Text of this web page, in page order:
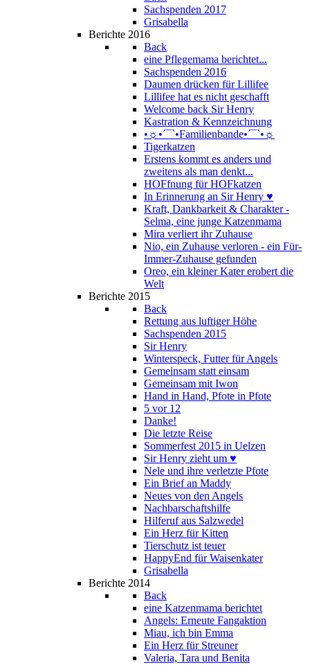
Sachspenden 2017
Grisabella
Berichte 2016
Back
eine Pflegemama berichtet...
Sachspenden 2016
Daumen drücken für Lillifee
Lillifee hat es nicht geschafft
Welcome back Sir Henry
Kastration & Kennzeichnung
•☼•´¯`•Familienbande•´¯`•☼
Tigerkatzen
Erstens kommt es anders und
zweitens als man denkt...
HOFfnung für HOFkatzen
In Erinnerung an Sir Henry ♥
Kraft, Dankbarkeit & Charakter -
Selma, eine junge Katzenmama
Mira verliert ihr Zuhause
Nio, ein Zuhause verloren - ein Für-
Immer-Zuhause gefunden
Oreo, ein kleiner Kater erobert die
Welt
Berichte 2015
Back
Rettung aus luftiger Höhe
Sachspenden 2015
Sir Henry
Winterspeck, Futter für Angels
Gemeinsam statt einsam
Gemeinsam mit Iwon
Hand in Hand, Pfote in Pfote
5 vor 12
Danke!
Die letzte Reise
Sommerfest 2015 in Uelzen
Sir Henry zieht um ♥
Nele und ihre verletzte Pfote
Ein Brief an Maddy
Neues von den Angels
Nachbarschaftshilfe
Hilferuf aus Salzwedel
Ein Herz für Kitten
Tierschutz ist teuer
HappyEnd für Waisenkater
Grisabella
Berichte 2014
Back
eine Katzenmama berichtet
Angels: Erneute Fangaktion
Miau, ich bin Emma
Ein Herz für Streuner
Valeria, Tara und Benita